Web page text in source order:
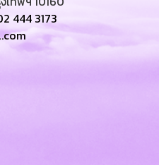
444 3173